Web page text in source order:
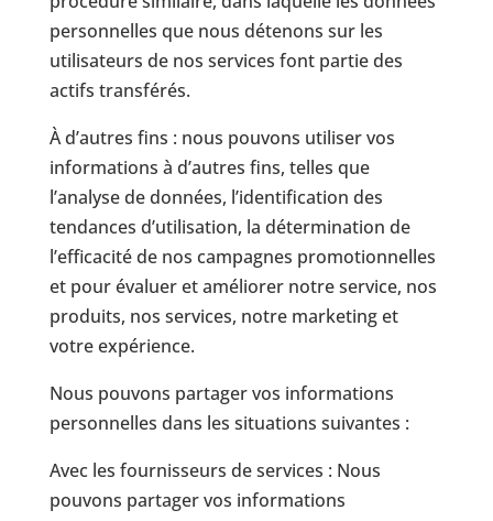
personnelles que nous détenons sur les
utilisateurs de nos services font partie des
actifs transférés.
À d’autres fins : nous pouvons utiliser vos
informations à d’autres fins, telles que
l’analyse de données, l’identification des
tendances d’utilisation, la détermination de
l’efficacité de nos campagnes promotionnelles
et pour évaluer et améliorer notre service, nos
produits, nos services, notre marketing et
votre expérience.
Nous pouvons partager vos informations
personnelles dans les situations suivantes :
Avec les fournisseurs de services : Nous
pouvons partager vos informations